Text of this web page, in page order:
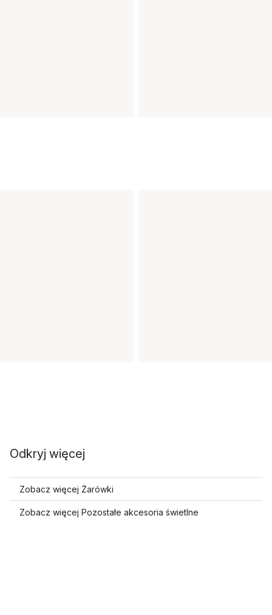
Odkryj więcej
Zobacz więcej Żarówki
Zobacz więcej Pozostałe akcesoria świetlne